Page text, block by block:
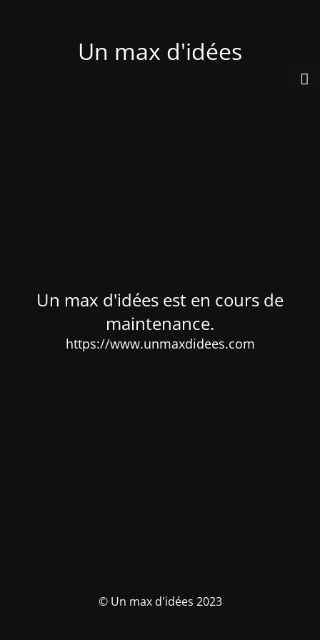
Un max d'idées
Un max d'idées est en cours de
maintenance.
https://www.unmaxdidees.com
© Un max d'idées 2023